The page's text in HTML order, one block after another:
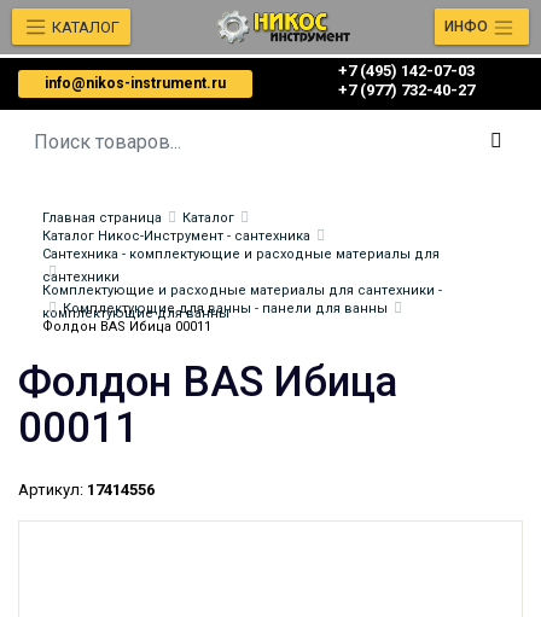
info@nikos-instrument.ru
+7 (495) 142-07-03
‎‎+7 (977) 732-40-27
КАТАЛОГ ИНФО
Главная страница
Каталог
Каталог Никос-Инструмент - сантехника
Сантехника - комплектующие и расходные материалы для
сантехники
Комплектующие и расходные материалы для сантехники -
комплектующие для ванны
Комплектующие для ванны - панели для ванны
Фолдон BAS Ибица 00011
Фолдон BAS Ибица
00011
Артикул: 17414556